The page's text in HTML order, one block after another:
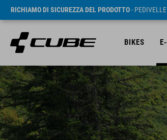
RICHIAMO DI SICUREZZA DEL PRODOTTO-
BIKES